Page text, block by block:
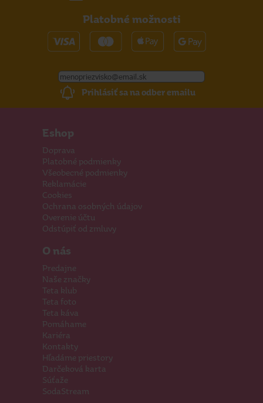
Platobné možnosti
Prihlásiť sa na odber emailu
Eshop
Doprava
Platobné podmienky
Všeobecné podmienky
Reklamácie
Cookies
Ochrana osobných údajov
Overenie účtu
Odstúpiť od zmluvy
O nás
Predajne
Naše značky
Teta klub
Teta foto
Teta káva
Pomáhame
Kariéra
Kontakty
Hľadáme priestory
Darčeková karta
Súťaže
SodaStream